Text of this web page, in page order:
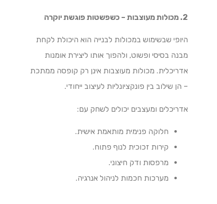
2. מכולות מעוצבות – כשפשטות פוגשת יוקרה
היופי שבשימוש במכולות לבנייה הוא היכולת לקחת
מבנה בסיסי ופשוט, ולהפוך אותו ליצירת אומנות
אדריכלית. מכולות מעוצבות אינן רק קופסה ממתכת
– הן שילוב בין פונקציונליות לעיצוב ייחודי.
אדריכלים ומעצבים יכולים לשחק עם:
חלוקה פנימית מותאמת אישית.
קירות זכוכית לנוף פתוח.
מרפסות ודק חיצוני.
מערכות חכמות לניהול אנרגיה.